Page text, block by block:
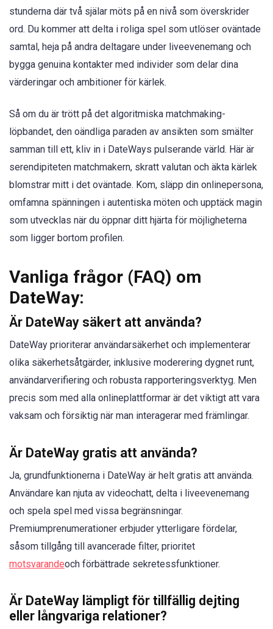
stunderna där två själar möts på en nivå som överskrider
ord. Du kommer att delta i roliga spel som utlöser oväntade
samtal, heja på andra deltagare under liveevenemang och
bygga genuina kontakter med individer som delar dina
värderingar och ambitioner för kärlek.
Så om du är trött på det algoritmiska matchmaking-
löpbandet, den oändliga paraden av ansikten som smälter
samman till ett, kliv in i DateWays pulserande värld. Här är
serendipiteten matchmakern, skratt valutan och äkta kärlek
blomstrar mitt i det oväntade. Kom, släpp din onlinepersona,
omfamna spänningen i autentiska möten och upptäck magin
som utvecklas när du öppnar ditt hjärta för möjligheterna
som ligger bortom profilen.
Vanliga frågor (FAQ) om
DateWay:
Är DateWay säkert att använda?
DateWay prioriterar användarsäkerhet och implementerar
olika säkerhetsåtgärder, inklusive moderering dygnet runt,
användarverifiering och robusta rapporteringsverktyg. Men
precis som med alla onlineplattformar är det viktigt att vara
vaksam och försiktig när man interagerar med främlingar.
Är DateWay gratis att använda?
Ja, grundfunktionerna i DateWay är helt gratis att använda.
Användare kan njuta av videochatt, delta i liveevenemang
och spela spel med vissa begränsningar.
Premiumprenumerationer erbjuder ytterligare fördelar,
såsom tillgång till avancerade filter, prioritet
motsvarandeoch förbättrade sekretessfunktioner.
Är DateWay lämpligt för tillfällig dejting
eller långvariga relationer?